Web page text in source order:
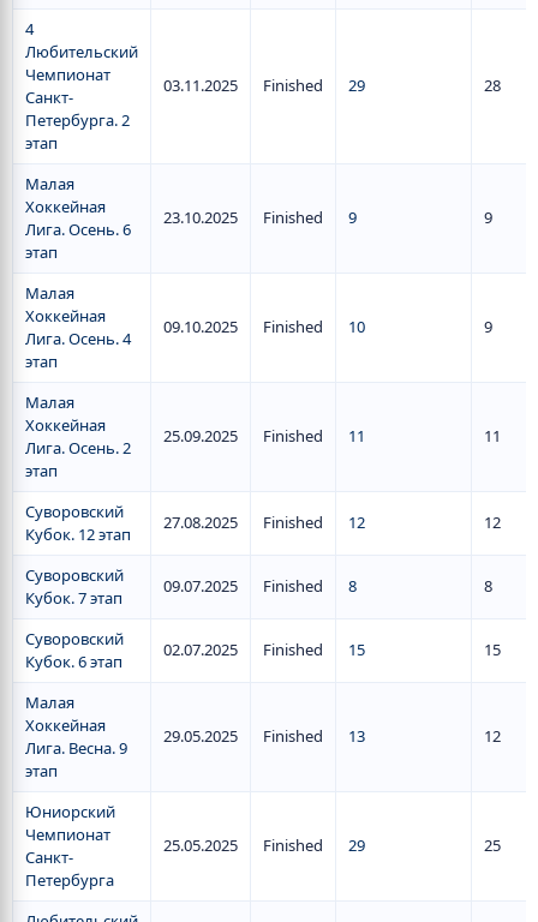
4
Любительский
Чемпионат
Санкт-
Петербурга. 2
этап
03.11.2025 Finished 29 28
Малая
Хоккейная
Лига. Осень. 6
этап
23.10.2025 Finished 9 9
Малая
Хоккейная
Лига. Осень. 4
этап
09.10.2025 Finished 10 9
Малая
Хоккейная
Лига. Осень. 2
этап
25.09.2025 Finished 11 11
Суворовский
Кубок. 12 этап
27.08.2025 Finished 12 12
Суворовский
Кубок. 7 этап
09.07.2025 Finished 8 8
Суворовский
Кубок. 6 этап
02.07.2025 Finished 15 15
Малая
Хоккейная
Лига. Весна. 9
этап
29.05.2025 Finished 13 12
Юниорский
Чемпионат
Санкт-
Петербурга
25.05.2025 Finished 29 25